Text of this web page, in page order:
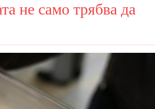
не само трябва да